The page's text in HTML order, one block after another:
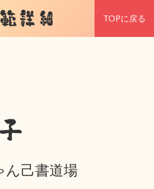
詳細 TOPに戻る
ん己書道場